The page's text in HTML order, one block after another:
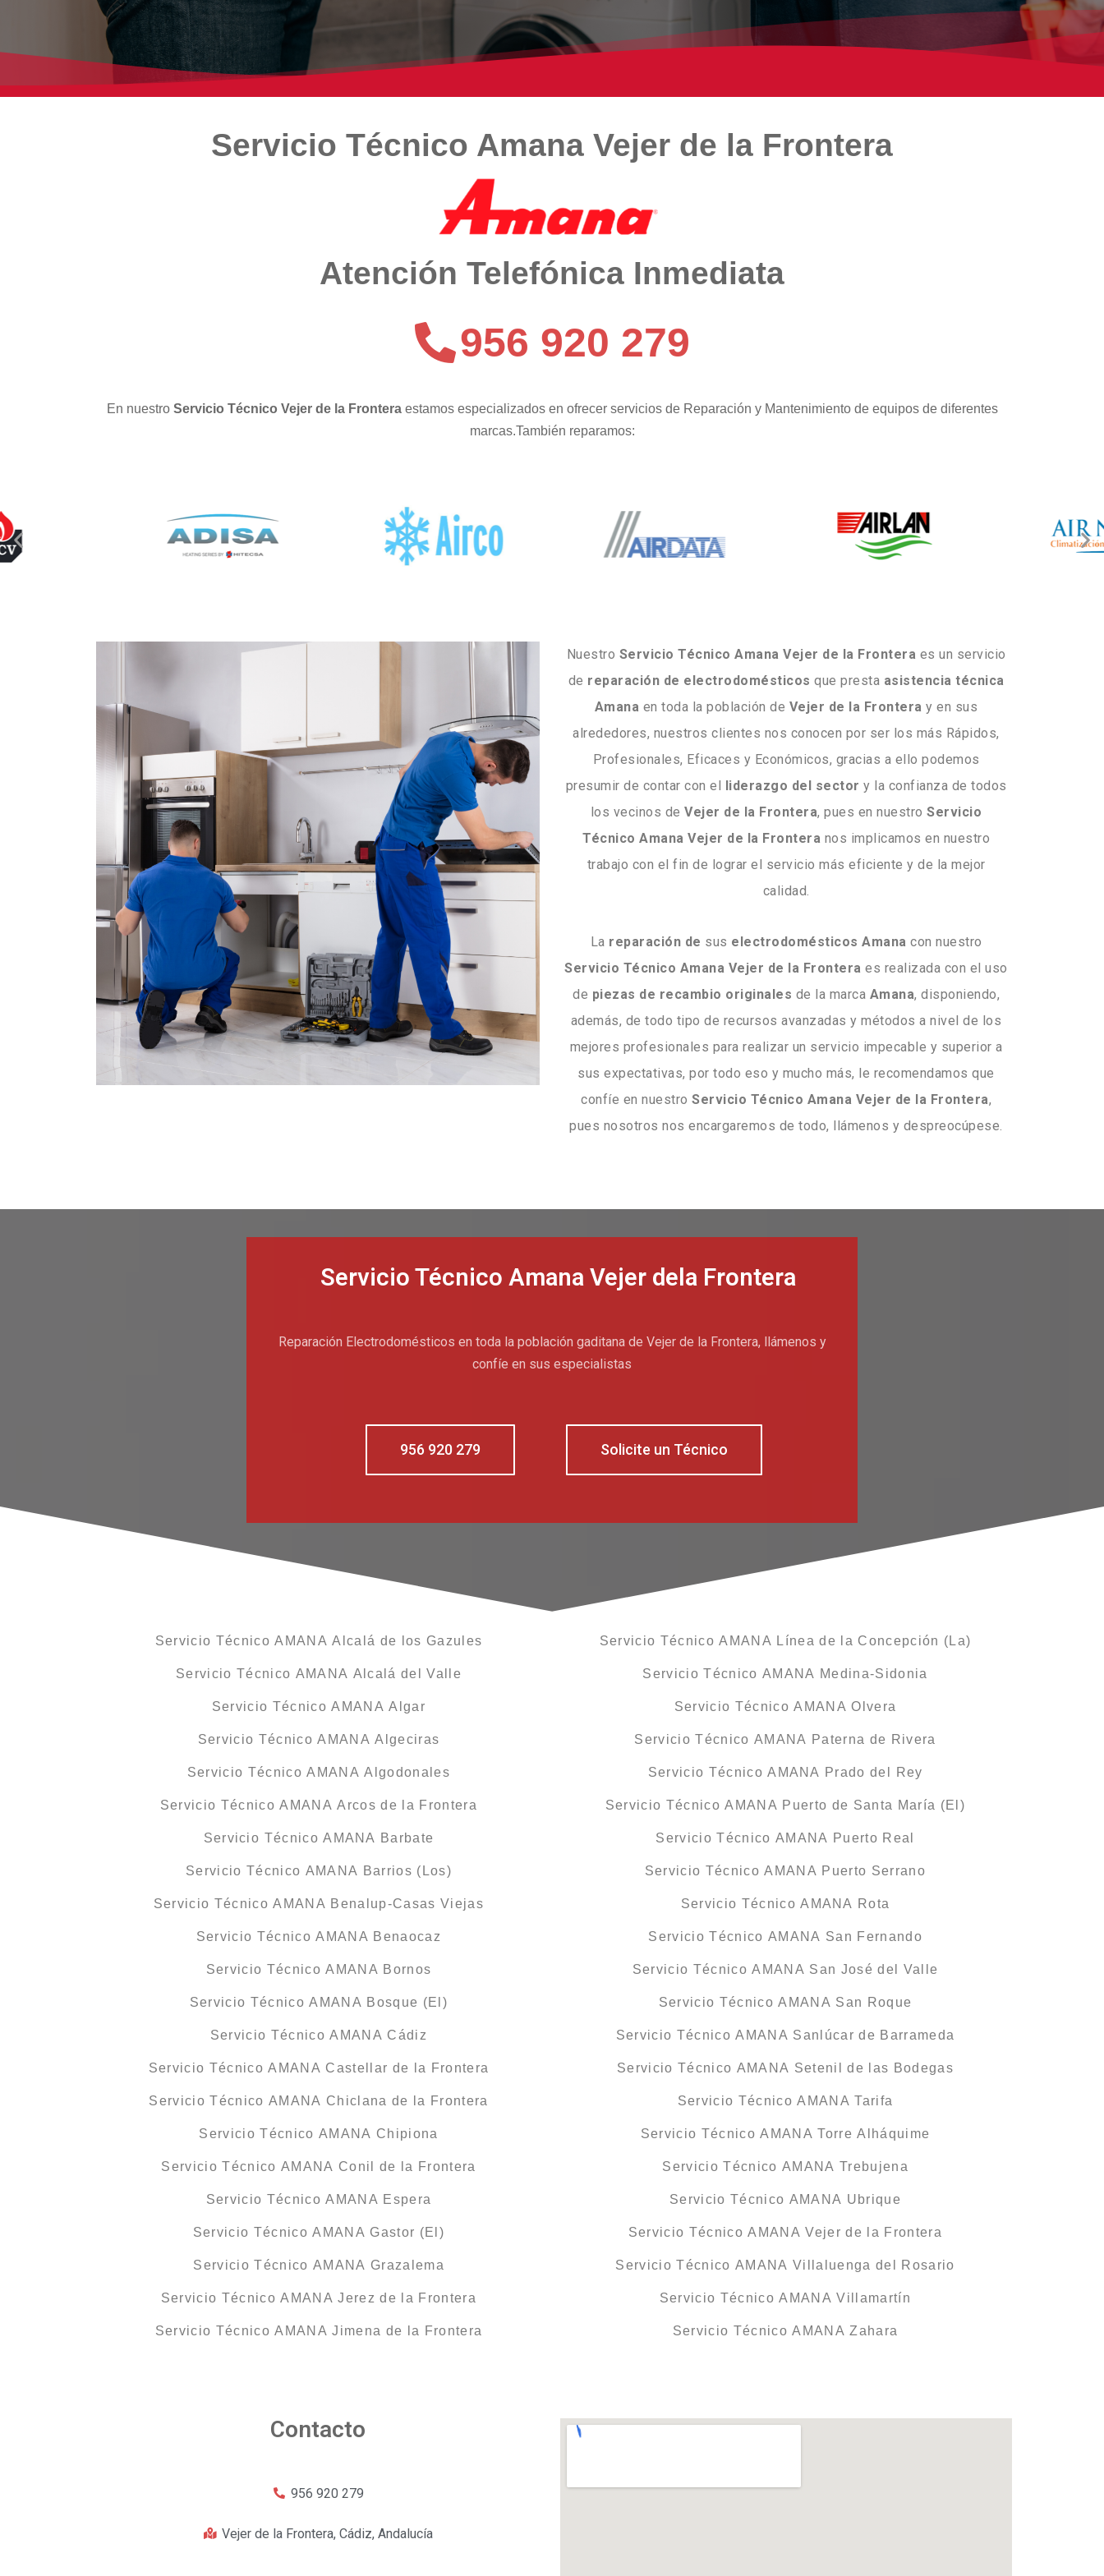
Servicio Técnico Amana Vejer de la Frontera
Atención Telefónica Inmediata
956 920 279
En nuestro Servicio Técnico Vejer de la Fronteraestamos especializados en ofrecer servicios de Reparación y Mantenimiento de equipos de diferentes
marcas.También reparamos:
Nuestro Servicio Técnico Amana Vejer de la Frontera es un servicio
de reparación de electrodomésticos que presta asistencia técnica
Amana en toda la población de Vejer de la Frontera y en sus
alrededores, nuestros clientes nos conocen por ser los más Rápidos,
Profesionales, Eficaces y Económicos, gracias a ello podemos
presumir de contar con el liderazgo del sector y la confianza de todos
los vecinos deVejer de la Frontera, pues en nuestroServicio
Técnico Amana Vejer de la Frontera nos implicamos en nuestro
trabajo con el fin de lograr el servicio más eficiente y de la mejor
calidad.
La reparación de sus electrodomésticos Amana con nuestro
Servicio Técnico Amana Vejer de la Frontera es realizada con el uso
de piezas de recambio originales de la marca Amana, disponiendo,
además, de todo tipo de recursos avanzadas y métodos a nivel de los
mejores profesionales para realizar un servicio impecable y superior a
sus expectativas, por todo eso y mucho más, le recomendamos que
confíe en nuestro Servicio Técnico Amana Vejer de la Frontera,
pues nosotros nos encargaremos de todo, llámenos y despreocúpese.
Servicio Técnico Amana Vejer dela Frontera
Reparación Electrodomésticos en toda la población gaditana de Vejer de la Frontera, llámenos y
confíe en sus especialistas
956 920 279 Solicite un Técnico
Servicio Técnico AMANA Alcalá de los Gazules
Servicio Técnico AMANA Alcalá del Valle
Servicio Técnico AMANA Algar
Servicio Técnico AMANA Algeciras
Servicio Técnico AMANA Algodonales
Servicio Técnico AMANA Arcos de la Frontera
Servicio Técnico AMANA Barbate
Servicio Técnico AMANA Barrios (Los)
Servicio Técnico AMANA Benalup-Casas Viejas
Servicio Técnico AMANA Benaocaz
Servicio Técnico AMANA Bornos
Servicio Técnico AMANA Bosque (El)
Servicio Técnico AMANA Cádiz
Servicio Técnico AMANA Castellar de la Frontera
Servicio Técnico AMANA Chiclana de la Frontera
Servicio Técnico AMANA Chipiona
Servicio Técnico AMANA Conil de la Frontera
Servicio Técnico AMANA Espera
Servicio Técnico AMANA Gastor (El)
Servicio Técnico AMANA Grazalema
Servicio Técnico AMANA Jerez de la Frontera
Servicio Técnico AMANA Jimena de la Frontera
Servicio Técnico AMANA Línea de la Concepción (La)
Servicio Técnico AMANA Medina-Sidonia
Servicio Técnico AMANA Olvera
Servicio Técnico AMANA Paterna de Rivera
Servicio Técnico AMANA Prado del Rey
Servicio Técnico AMANA Puerto de Santa María (El)
Servicio Técnico AMANA Puerto Real
Servicio Técnico AMANA Puerto Serrano
Servicio Técnico AMANA Rota
Servicio Técnico AMANA San Fernando
Servicio Técnico AMANA San José del Valle
Servicio Técnico AMANA San Roque
Servicio Técnico AMANA Sanlúcar de Barrameda
Servicio Técnico AMANA Setenil de las Bodegas
Servicio Técnico AMANA Tarifa
Servicio Técnico AMANA Torre Alháquime
Servicio Técnico AMANA Trebujena
Servicio Técnico AMANA Ubrique
Servicio Técnico AMANA Vejer de la Frontera
Servicio Técnico AMANA Villaluenga del Rosario
Servicio Técnico AMANA Villamartín
Servicio Técnico AMANA Zahara
Contacto
956 920 279
Vejer de la Frontera, Cádiz, Andalucía